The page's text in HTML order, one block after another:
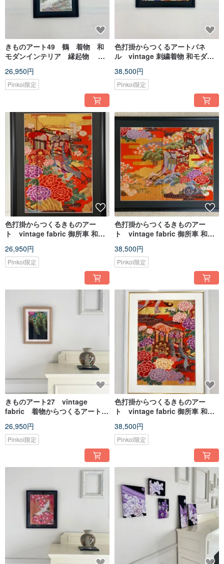
きものアート49 鶴 着物 和
モダンインテリア 縁起物 長
26,950円
Pinkoi限定
色打掛からつくるアートパネ
ル vintage 刺繍着物 和モダン
替え 縁起物 額装インテリア 46
38,500円
Pinkoi限定
色打掛からつくるきものアー
ト vintage fabric 御所車 和モ
ア プレゼント お祝い 縁起物 額
装インテリア 40
26,950円
Pinkoi限定
色打掛からつくるきものアー
ト vintage fabric 御所車 和モ
ア プレゼント お祝い 縁起物 額
装インテリア 37
38,500円
Pinkoi限定
きものアート27 vintage
fabric 着物からつくるアートパ
インテリア made in japan
26,950円
Pinkoi限定
色打掛からつくるきものアー
ト vintage fabric 御所車 和モ
ア プレゼント お祝い 縁起物 額
装インテリア 19
38,500円
Pinkoi限定